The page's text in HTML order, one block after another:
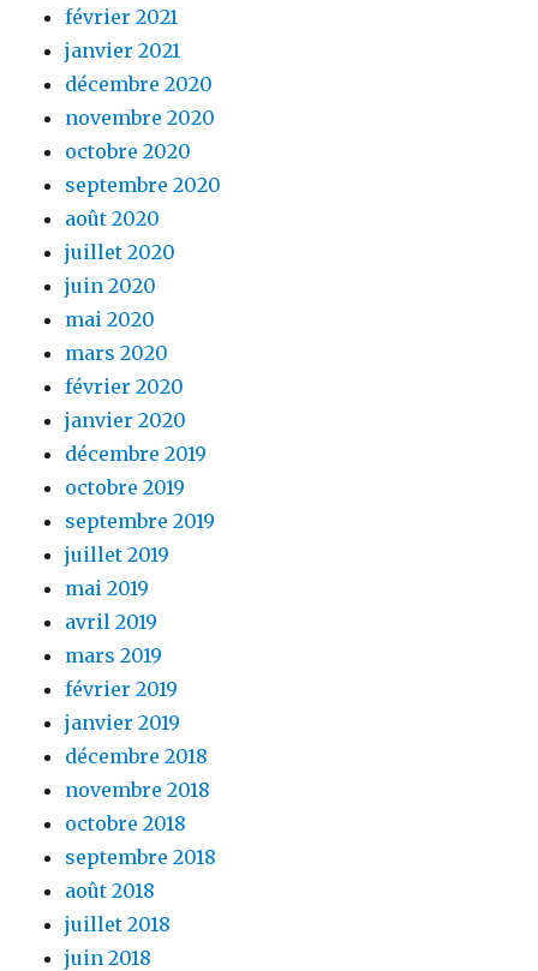
février 2021
janvier 2021
décembre 2020
novembre 2020
octobre 2020
septembre 2020
août 2020
juillet 2020
juin 2020
mai 2020
mars 2020
février 2020
janvier 2020
décembre 2019
octobre 2019
septembre 2019
juillet 2019
mai 2019
avril 2019
mars 2019
février 2019
janvier 2019
décembre 2018
novembre 2018
octobre 2018
septembre 2018
août 2018
juillet 2018
juin 2018